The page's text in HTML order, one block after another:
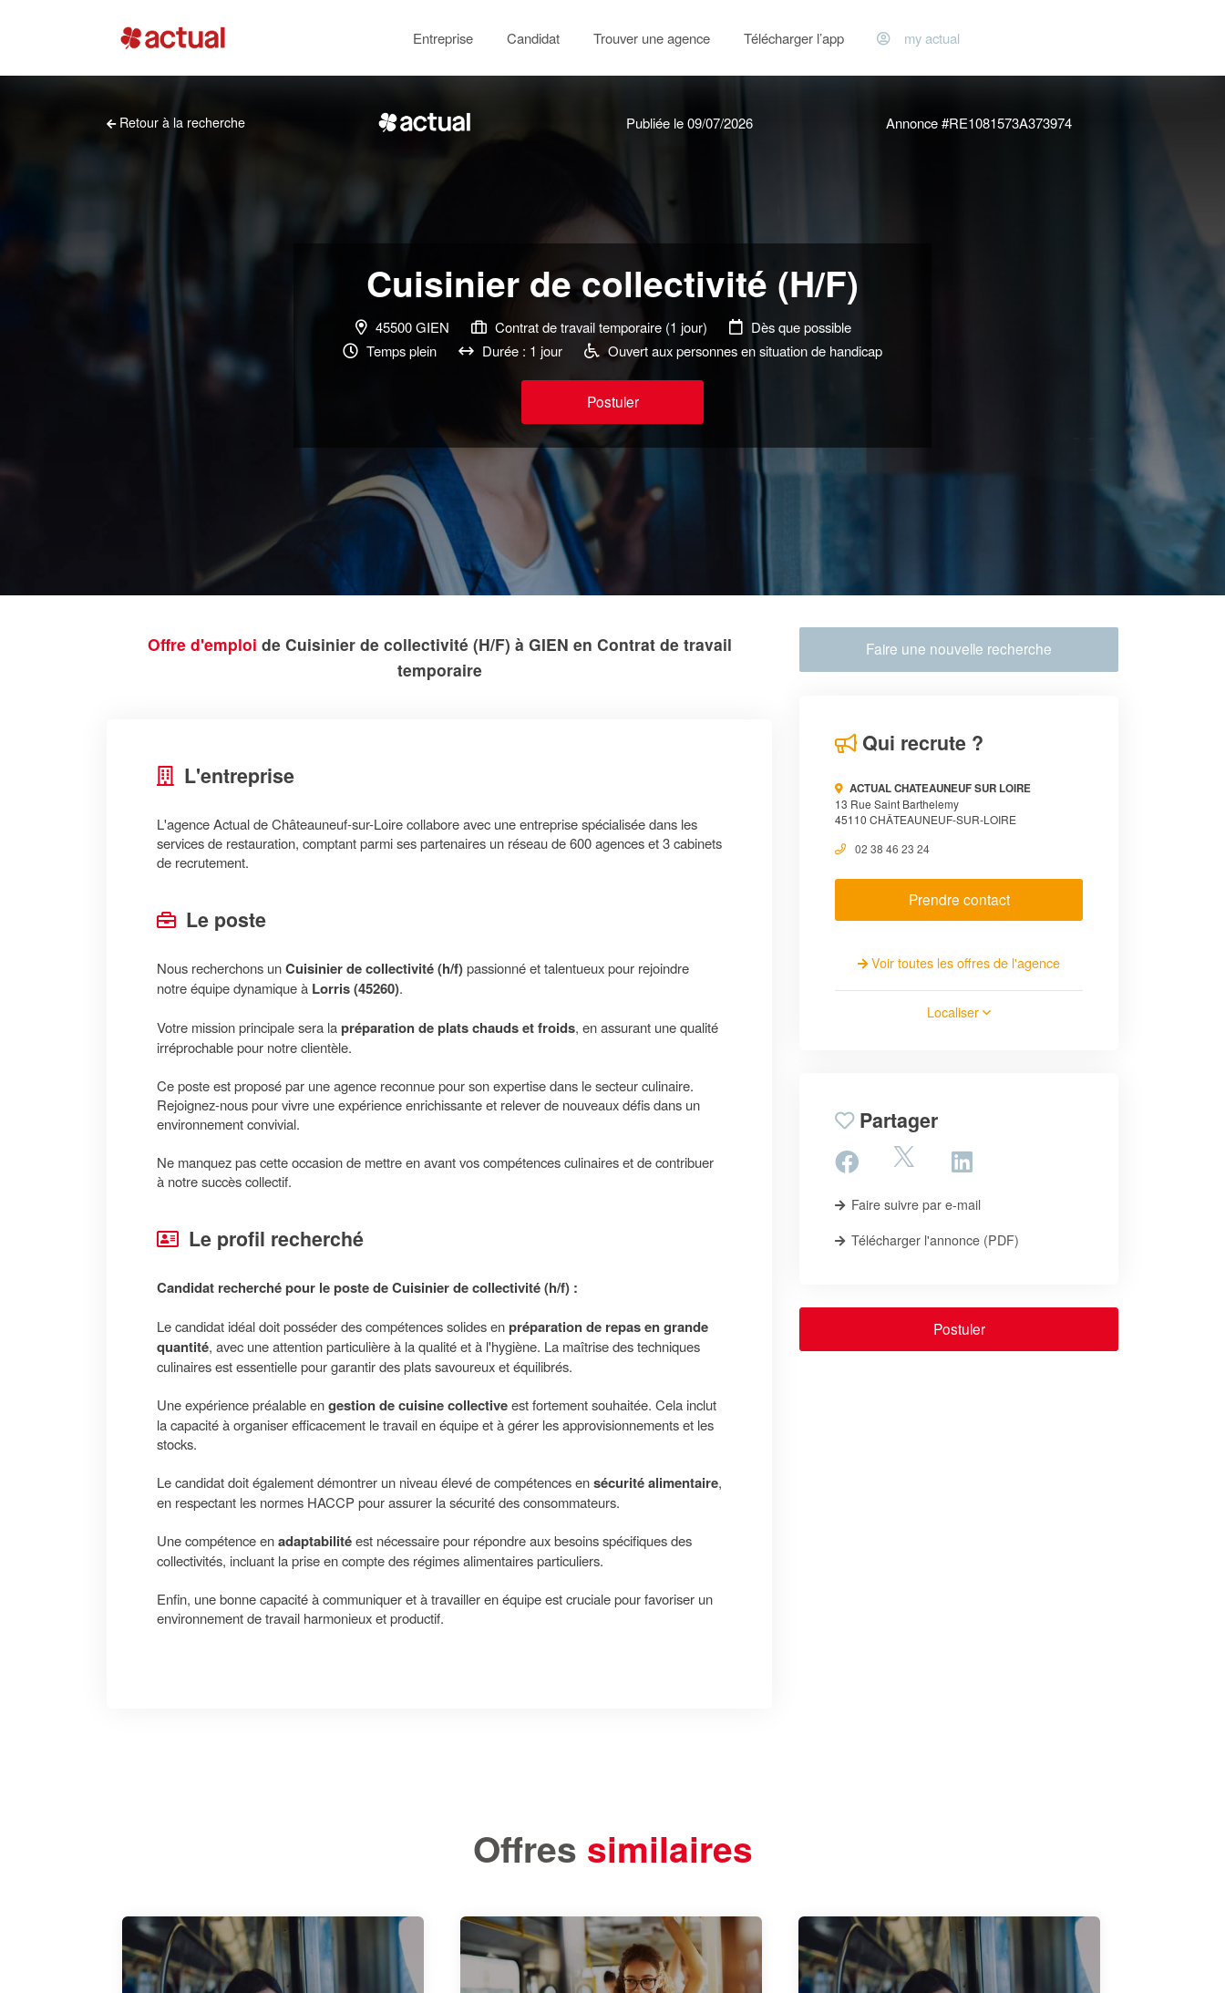
Entreprise Candidat Trouver une agence Télécharger l’app my actual
Retour à la recherche Publiée le 09/07/2026 Annonce #RE1081573A373974
Cuisinier de collectivité (H/F)
45500 GIEN Contrat de travail temporaire (1 jour)
Dès que possible
Temps plein
Durée : 1 jour Ouvert aux personnes en situation de handicap
Postuler
Offre d'emploi de Cuisinier de collectivité (H/F) à GIEN en Contrat de travail
temporaire
L'entreprise
L'agence Actual de Châteauneuf-sur-Loire collabore avec une entreprise spécialisée dans les
services de restauration, comptant parmi ses partenaires un réseau de 600 agences et 3 cabinets
de recrutement.
Le poste
Nous recherchons unCuisinier de collectivité (h/f)passionné et talentueux pour rejoindre
notre équipe dynamique à Lorris (45260).
Votre mission principale sera lapréparation de plats chauds et froids, en assurant une qualité
irréprochable pour notre clientèle.
Ce poste est proposé par une agence reconnue pour son expertise dans le secteur culinaire.
Rejoignez-nous pour vivre une expérience enrichissante et relever de nouveaux défis dans un
environnement convivial.
Ne manquez pas cette occasion de mettre en avant vos compétences culinaires et de contribuer
à notre succès collectif.
Le profil recherché
Candidat recherché pour le poste de Cuisinier de collectivité (h/f) :
Le candidat idéal doit posséder des compétences solides enpréparation de repas en grande
quantité, avec une attention particulière à la qualité et à l'hygiène. La maîtrise des techniques
culinaires est essentielle pour garantir des plats savoureux et équilibrés.
Une expérience préalable engestion de cuisine collectiveest fortement souhaitée. Cela inclut
la capacité à organiser efficacement le travail en équipe et à gérer les approvisionnements et les
stocks.
Le candidat doit également démontrer un niveau élevé de compétences ensécurité alimentaire,
en respectant les normes HACCP pour assurer la sécurité des consommateurs.
Une compétence enadaptabilitéest nécessaire pour répondre aux besoins spécifiques des
collectivités, incluant la prise en compte des régimes alimentaires particuliers.
Enfin, une bonne capacité à communiquer et à travailler en équipe est cruciale pour favoriser un
environnement de travail harmonieux et productif.
Faire une nouvelle recherche
Qui recrute ?
ACTUAL CHATEAUNEUF SUR LOIRE
13 Rue Saint Barthelemy
45110 CHÂTEAUNEUF-SUR-LOIRE
02 38 46 23 24
Prendre contact
Voir toutes les offres de l'agence
Localiser
Partager
Faire suivre par e-mail
Télécharger l'annonce (PDF)
Postuler
Offres similaires